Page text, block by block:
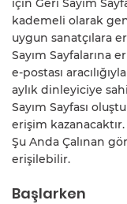
için Geri Sayım
kademeli olarak
uygun sanatçılara
Sayım Sayfalarına
e-postası
aylık dinleyiciye
Sayım Sayfası
erişim kazanacaktır.
Şu Anda Çalınan
erişilebilir.
Başlarken